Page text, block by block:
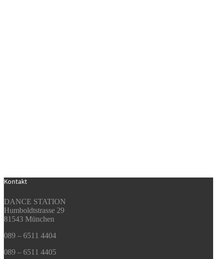
Kontakt
DANCE STATION
Humboldtstrasse 29
81543 München
089 – 6511 4404
089 – 6511 4405